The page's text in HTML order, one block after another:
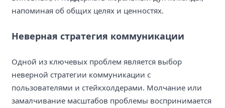
напоминая об общих целях и ценностях.
Неверная стратегия коммуникации
Одной из ключевых проблем является выбор
неверной стратегии коммуникации с
пользователями и стейкхолдерами. Молчание или
замалчивание масштабов проблемы воспринимается